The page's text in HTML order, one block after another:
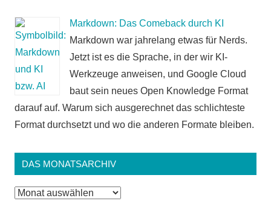
Markdown: Das Comeback durch KI
Markdown war jahrelang etwas für Nerds.
Jetzt ist es die Sprache, in der wir KI-
Werkzeuge anweisen, und Google Cloud
baut sein neues Open Knowledge Format
darauf auf. Warum sich ausgerechnet das schlichteste
Format durchsetzt und wo die anderen Formate bleiben.
DAS MONATSARCHIV
Das